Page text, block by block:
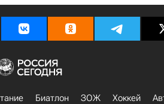
Биатлон ЗОЖ Хоккей